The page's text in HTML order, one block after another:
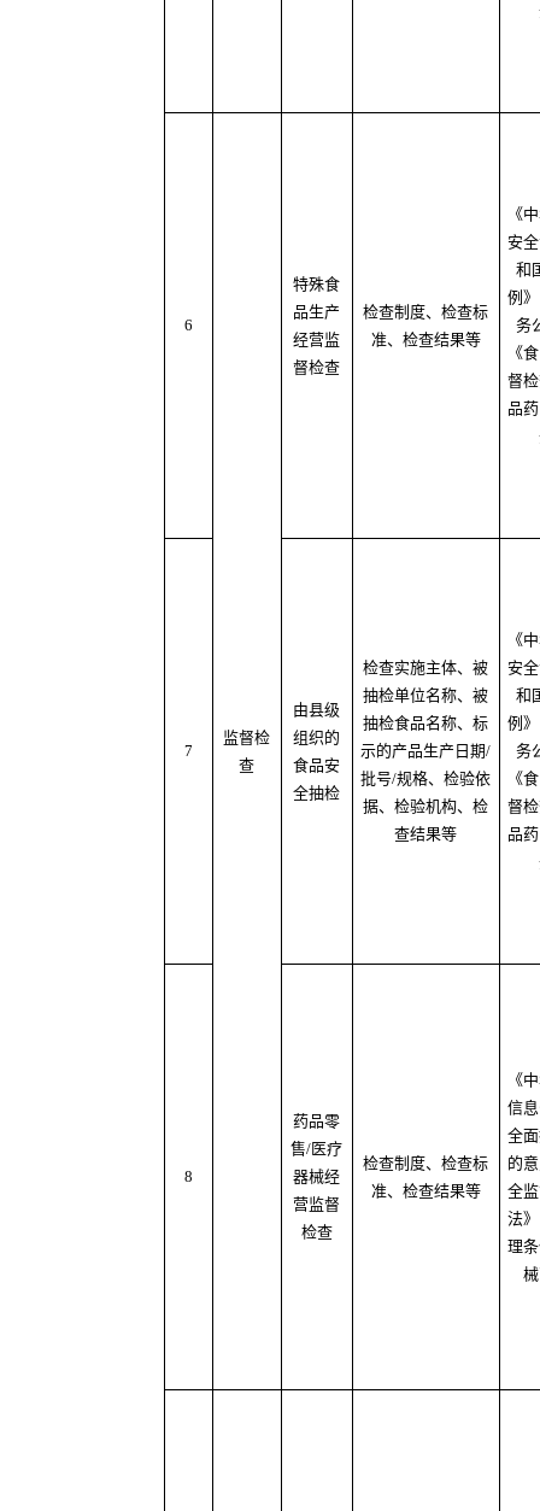
6
监督检
查
特殊食
品生产
经营监
督检查
检查制度、检查标
准、检查结果等
《
安
和
例
务
《
督
品
7
由县级
组织的
食品安
全抽检
检查实施主体、被
抽检单位名称、被
抽检食品名称、标
示的产品生产日期/
批号/规格、检验依
据、检验机构、检
查结果等
《
安
和
例
务
《
督
品
8
药品零
售/医疗
器械经
营监督
检查
检查制度、检查标
准、检查结果等
《
信
全
的
全
法
理